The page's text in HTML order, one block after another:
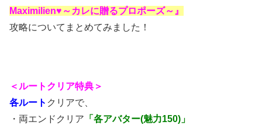
Maximilien♥～カレに贈るプロポーズ～』
攻略についてまとめてみました！
＜ルートクリア特典＞
各ルート クリアで、
・両エンドクリア 「各アバター(魅力150)」